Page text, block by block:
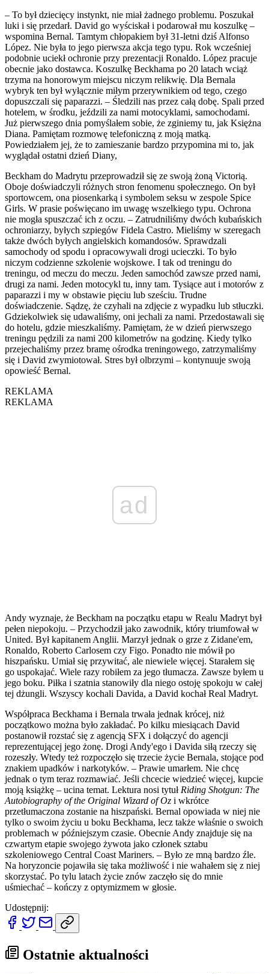
– To był dziecięcy instynkt, nie miał żadnego problemu. Poszukał
luki i się przedarł. David go wyściskał i podarował mu koszulkę –
wspomina Bernal. Tamtym chłopakiem był 31-letni dziś Alfonso
López. Nie była to jego pierwsza akcja tego typu. Rok wcześniej
podobnie uciekł ochronie przy prezentacji Ronaldo. López pracuje
obecnie jako dostawca. Koszulkę Beckhama po 20 latach wciąż
trzyma na honorowym miejscu niczym relikwię. Dla Bernala
wybryk ten był wyłącznie miłym przerywnikiem od tego, czego
dopuszczali się paparazzi. – Śledzili nas przez całą dobę. Spali przed
hotelem, w środku, jeździli za nami motocyklami, samochodami.
Już pierwszego dnia pomyślałem sobie, że zginiemy tu, jak Księżna
Diana. Pamiętam rozmowę telefoniczną z moją matką.
Powiedziałem jej, że to zamieszanie bardzo przypomina mi to, jak
wyglądał ostatni dzień Diany,
Beckham do Madrytu przeprowadził się ze swoją żoną Victorią.
Oboje doświadczyli różnych stron fenomenu społecznego. On był
sportowcem, ona piosenkarką i symbolem seksu w zespole Spice
Girls. W prasie poświęcano im uwagę wszelkiego typu. Ochrona
nie mogła spuszczać ich z oczu. – Zatrudniliśmy dwóch kubańskich
ochroniarzy, byłych szpiegów Fidela Castro. Mieliśmy w szeregach
także dwóch byłych angielskich komandosów. Sprawdzali
samochody od spodu i opracowywali drogi ucieczki. To było
niczym codzienne szkolenie wojskowe. I tak od treningu do
treningu, od meczu do meczu. Jeden samochód zawsze przed nami,
drugi za nami. Jeden motocykl tu, inny tam. Tysiące aut i motorów z
paparazzi i my w obstawie pięciu lub sześciu. Trudne
doświadczenie. Sądzę, że czyhali na zdjęcie z wypadku lub stłuczki.
Gdziekolwiek się udawaliśmy, oni jechali za nami. Przedostawali się
do hotelu, gdzie mieszkaliśmy. Pamiętam, że w dzień pierwszego
treningu pędzili za nami 200 kilometrów na godzinę. Kiedy tylko
przejechaliśmy przez bramę ośrodka treningowego, zatrzymaliśmy
się i David zwymiotował. Stres był olbrzymi – kontynuuje swoją
opowieść Bernal.
REKLAMA
REKLAMA
ad
Andy wyznaje, że Beckham na początku etapu w Realu Madryt był
pełen niepokoju. – Przychodził jako zawodnik, który triumfował w
United. Był kapitanem Anglii. Marzył jednak o grze z Zidane'em,
Ronaldo, Roberto Carlosem czy Figo. Ponadto nie mówił po
hiszpańsku. Umiał się przywitać, ale niewiele więcej. Starałem się
go uspokajać. Wiele razy robiłem za jego tłumacza. Zawsze byłem u
jego boku. Piłka i szatnia stanowiły dla niego ostoję spokoju w całej
tej dżungli. Wszyscy kochali Davida, a David kochał Real Madryt.
Współpraca Beckhama i Bernala trwała jednak krócej, niż
początkowo można było zakładać. Po kilku miesiącach David
postanowił rozstać się z agencją SFX i dołączyć do agencji
reprezentującej jego żonę. Drogi Andy'ego i Davida siłą rzeczy się
rozeszły. Wtedy też rozpoczęło się trzecie życie Bernala, stojące pod
znakiem upadków i narkotyków. – Prawie umarłem. Nie chcę
jednak o tym teraz rozmawiać. Jeśli chcecie wiedzieć więcej, kupcie
moją książkę – ucina temat. Lektura nosi tytuł Riding Shotgun: The
Autobiography of the Original Wizard of Oz i wkrótce
przetłumaczona zostanie na hiszpański. Bernal opowiada w niej nie
tylko o swoim życiu u boku Beckhama, lecz także właśnie o swoich
problemach w późniejszym czasie. Obecnie Andy znajduje się na
czwartym etapie swojego żywota jako członek sztabu
szkoleniowego Central Coast Mariners. – Było ze mną bardzo źle.
Na horyzoncie pojawiła się taka możliwość i nie wahałem się z niej
skorzystać. Po tylu latach życie znów zaczęło się do mnie
uśmiechać – kończy z optymizmem w głosie.
Udostępnij:
Ostatnie aktualności